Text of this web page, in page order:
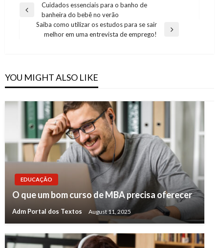
Post
navigation
Previous
Cuidados essenciais para o banho de
banheira do bebê no verão
Saiba como utilizar os estudos para se sair
melhor em uma entrevista de emprego!
YOU MIGHT ALSO LIKE
EDUCAÇÃO
O que um bom curso de MBA precisa oferecer
Adm Portal dos Textos August 11, 2025